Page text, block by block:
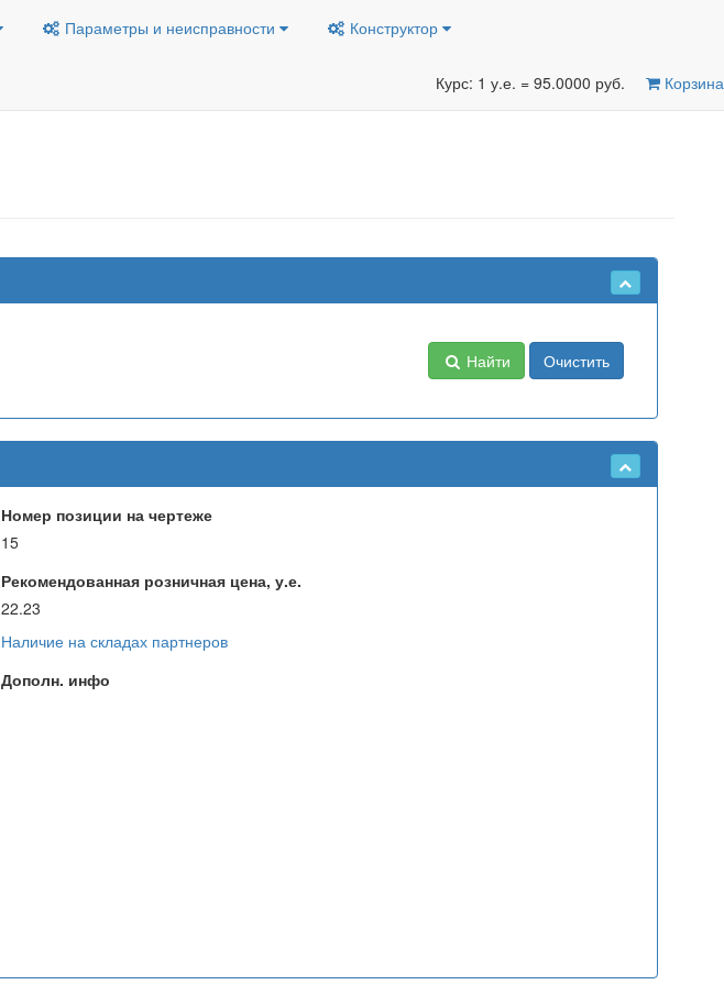
Параметры и неисправности Конструктор
Курс: 1 у.е. = 95.0000 руб. Корзина
Найти
Очистить
Номер позиции на чертеже
15
Рекомендованная розничная цена, у.е.
22.23
Наличие на складах партнеров
Дополн. инфо